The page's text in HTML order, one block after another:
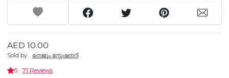
AED 10.00
Sold by നെജൂം സ്റ്റേഷനറി
5 71 Reviews